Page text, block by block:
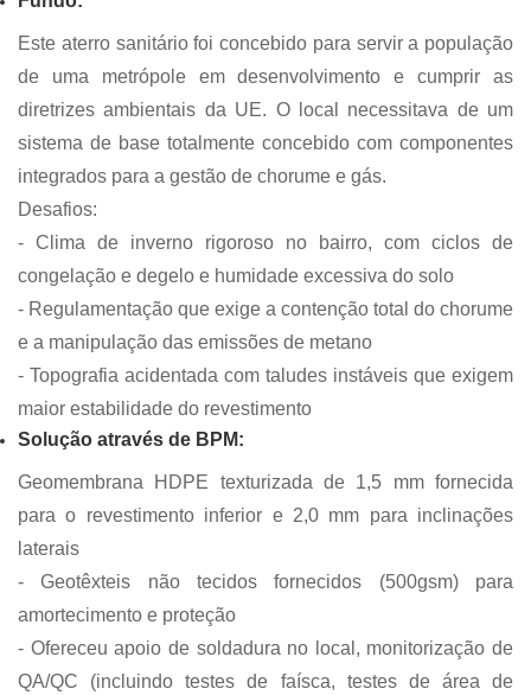
Este aterro sanitário foi concebido para servir a população
de uma metrópole em desenvolvimento e cumprir as
diretrizes ambientais da UE. O local necessitava de um
sistema de base totalmente concebido com componentes
integrados para a gestão de chorume e gás.
Desafios:
- Clima de inverno rigoroso no bairro, com ciclos de
congelação e degelo e humidade excessiva do solo
- Regulamentação que exige a contenção total do chorume
e a manipulação das emissões de metano
- Topografia acidentada com taludes instáveis ​​que exigem
maior estabilidade do revestimento
Solução através de BPM:
Geomembrana HDPE texturizada de 1,5 mm fornecida
para o revestimento inferior e 2,0 mm para inclinações
laterais
- Geotêxteis não tecidos fornecidos (500gsm) para
amortecimento e proteção
- Ofereceu apoio de soldadura no local, monitorização de
QA/QC (incluindo testes de faísca, testes de área de